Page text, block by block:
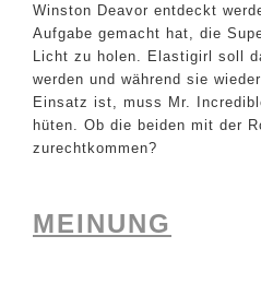
Winston Deavor entdeckt
Aufgabe gemacht hat, die
Licht zu holen. Elastigirl soll
werden und während sie
Einsatz ist, muss Mr.
hüten. Ob die beiden mit der
zurechtkommen?
MEINUNG